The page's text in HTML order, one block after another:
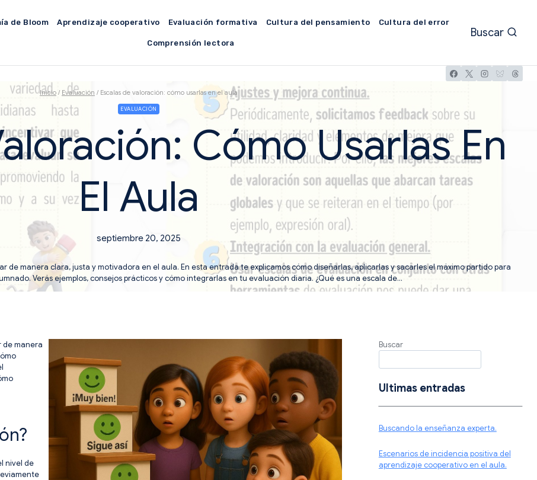
de Bloom Aprendizaje cooperativo Evaluación formativa Cultura del pensamiento Cultura del error
Comprensión lectora
Buscar
Inicio / Evaluación / Escalas de valoración: cómo usarlas en el aula
EVALUACIÓN
Cómo Usarlas En
El Aula
septiembre 20, 2025
de manera clara, justa y motivadora en el aula. En esta entrada te explicamos cómo diseñarlas, aplicarlas y sacarles el máximo partido para
Verás ejemplos, consejos prácticos y cómo integrarlas en tu evaluación diaria. ¿Qué es una escala de…
de manera
nivel de
Buscar
Ultimas entradas
Buscando la enseñanza experta.
Escenarios de incidencia positiva del
aprendizaje cooperativo en el aula.